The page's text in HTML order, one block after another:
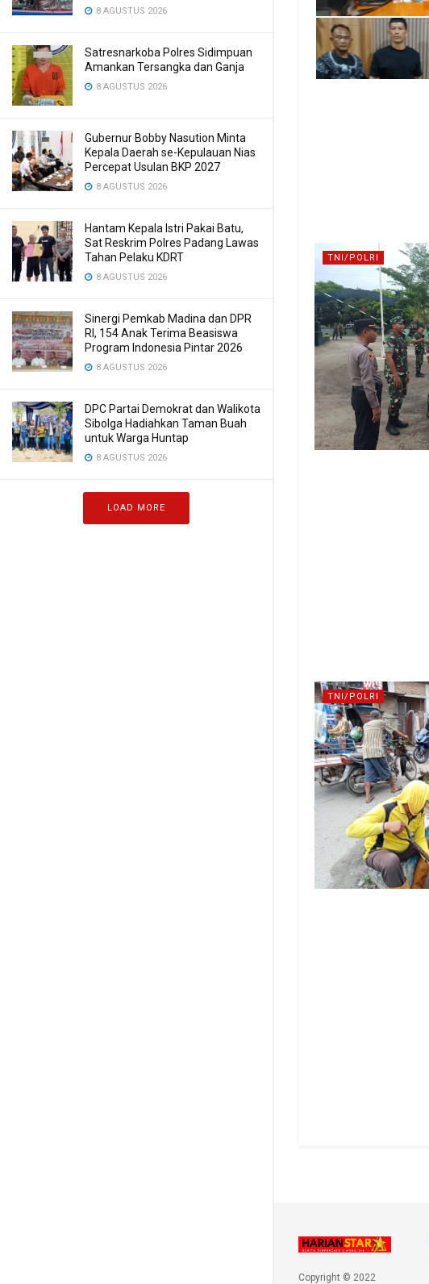
8 AGUSTUS 2026
Satresnarkoba Polres Sidimpuan
Amankan Tersangka dan Ganja
8 AGUSTUS 2026
Gubernur Bobby Nasution Minta
Kepala Daerah se-Kepulauan Nias
Percepat Usulan BKP 2027
8 AGUSTUS 2026
Hantam Kepala Istri Pakai Batu,
Sat Reskrim Polres Padang Lawas
Tahan Pelaku KDRT
8 AGUSTUS 2026
Sinergi Pemkab Madina dan DPR
RI, 154 Anak Terima Beasiswa
Program Indonesia Pintar 2026
8 AGUSTUS 2026
DPC Partai Demokrat dan Walikota
Sibolga Hadiahkan Taman Buah
untuk Warga Huntap
8 AGUSTUS 2026
LOAD MORE
TNI/POLRI
TNI/POLRI
Copyright © 2022